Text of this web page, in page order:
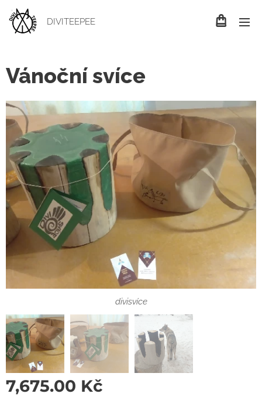
DIVITEEPEE
Vánoční svíce
divisvíce
divisvíce
7,675.00 Kč